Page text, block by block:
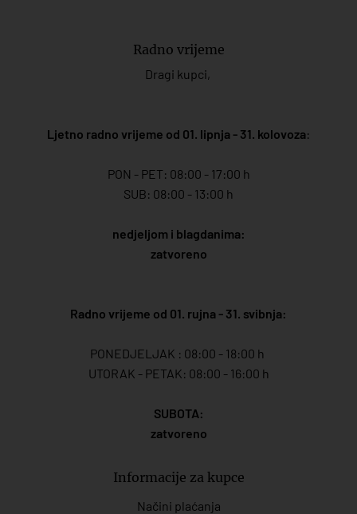
Radno vrijeme
Dragi kupci,
Ljetno radno vrijeme od 01. lipnja - 31. kolovoza:
PON - PET: 08:00 - 17:00 h
SUB: 08:00 - 13:00 h
nedjeljom i blagdanima:
zatvoreno
Radno vrijeme od 01. rujna - 31. svibnja:
PONEDJELJAK : 08:00 - 18:00 h
UTORAK - PETAK: 08:00 - 16:00 h
SUBOTA:
zatvoreno
Informacije za kupce
Načini plaćanja